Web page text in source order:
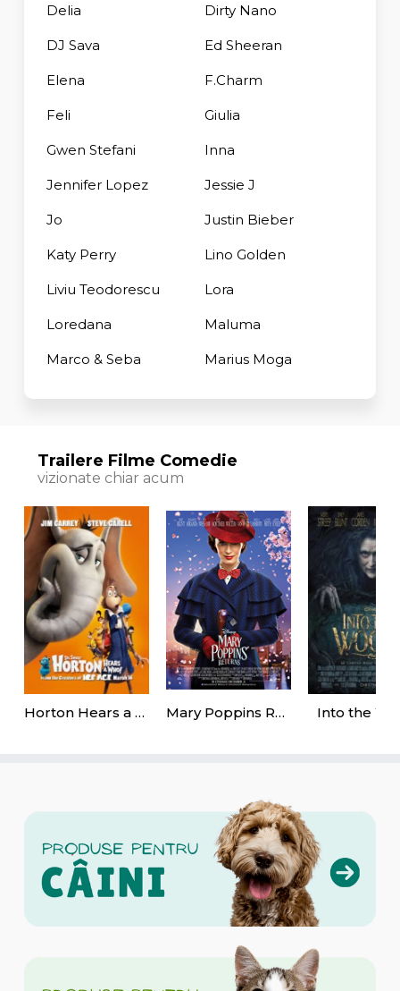
Delia Dirty Nano
DJ Sava Ed Sheeran
Elena F.Charm
Feli Giulia
Gwen Stefani Inna
Jennifer Lopez Jessie J
Jo Justin Bieber
Katy Perry Lino Golden
Liviu Teodorescu Lora
Loredana Maluma
Marco & Seba Marius Moga
Trailere Filme Comedie
vizionate chiar acum
Horton Hears a Who Mary Poppins Returns Into the